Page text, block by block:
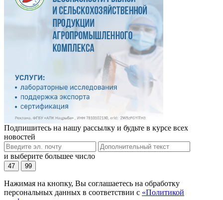
Подпишитесь на нашу рассылку и будьте в курсе всех
новостей
и выберите большее число
47 99
Нажимая на кнопку, Вы соглашаетесь на обработку
персональных данных в соответствии с «Политикой